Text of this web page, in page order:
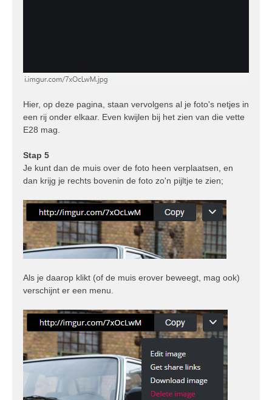
Hier, op deze pagina, staan vervolgens al je foto's netjes in
een rij onder elkaar. Even kwijlen bij het zien van die vette
E28 mag.
Stap 5
Je kunt dan de muis over de foto heen verplaatsen, en
dan krijg je rechts bovenin de foto zo'n pijltje te zien;
Als je daarop klikt (of de muis erover beweegt, mag ook)
verschijnt er een menu.